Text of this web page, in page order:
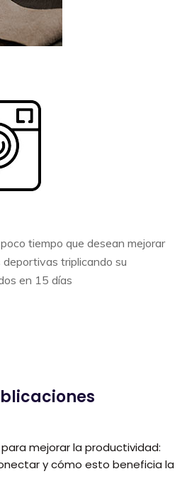
tiempo que desean mejorar
deportivas triplicando su
en 15 días
mejorar la productividad:
y cómo esto beneficia la